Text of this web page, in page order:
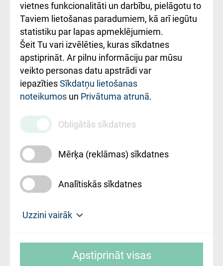
Rēķinu apmaksas
ceļvedis
Rekvizīti un
ārstniecības
iestādes kods
010000234
Maksas
pakalpojumu
cenrādis
vietnes funkcionalitāti un darbību, pielāgotu to
Taviem lietošanas paradumiem, kā arī iegūtu
statistiku par lapas apmeklējumiem.
Šeit Tu vari izvēlēties, kuras sīkdatnes
apstiprināt. Ar pilnu informāciju par mūsu
veikto personas datu apstrādi var
iepazītiesSīkdatņu lietošanas
noteikumos un Privātuma atrunā.
Obligātās sīkdatnes
Mērķa (reklāmas) sīkdatnes
Analītiskās sīkdatnes
Uzzini vairāk
slimnīca, turpmāk – Pārzinis, sīkdatņu
Apstiprināt visas